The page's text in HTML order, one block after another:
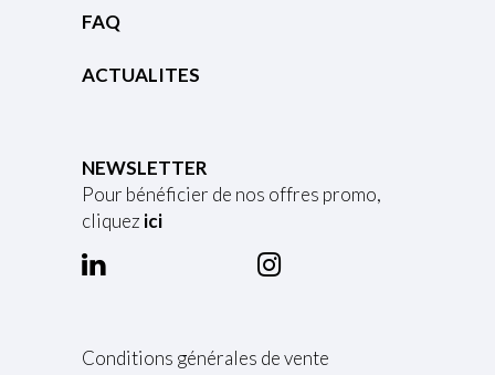
FAQ
ACTUALITES
NEWSLETTER
Pour bénéficier de nos offres promo,
cliquez ici
Conditions générales de vente